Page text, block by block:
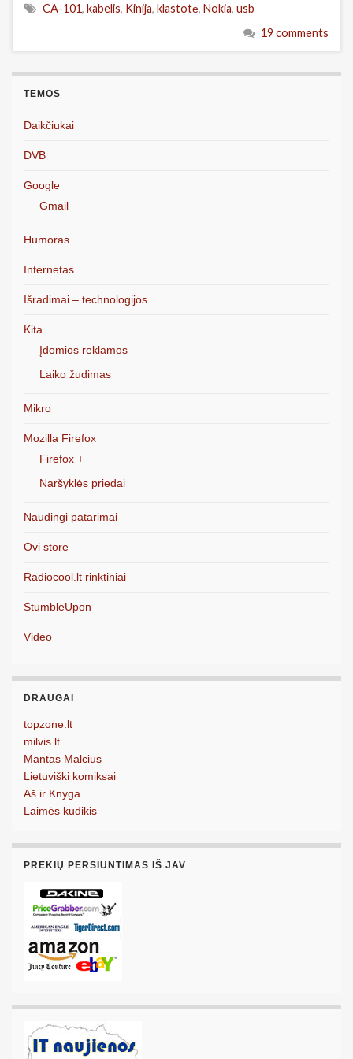
CA-101, kabelis, Kinija, klastotė, Nokia, usb
19 comments
TEMOS
Daikčiukai
DVB
Google
Gmail
Humoras
Internetas
Išradimai – technologijos
Kita
Įdomios reklamos
Laiko žudimas
Mikro
Mozilla Firefox
Firefox +
Naršyklės priedai
Naudingi patarimai
Ovi store
Radiocool.lt rinktiniai
StumbleUpon
Video
DRAUGAI
topzone.lt
milvis.lt
Mantas Malcius
Lietuviški komiksai
Aš ir Knyga
Laimės kūdikis
PREKIŲ PERSIUNTIMAS IŠ JAV